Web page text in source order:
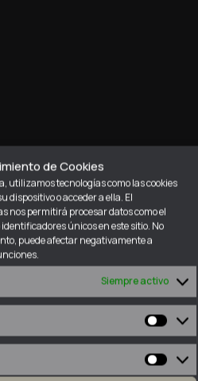
de Cookies
utilizamos tecnologías como las cookies
o acceder a ella. El
nos permitirá procesar datos como el
únicos en este sitio. No
puede afectar negativamente a
Siempre activo